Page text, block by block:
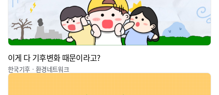
이게 다 기후변화 때문이라고?
한국기후ㆍ환경네트워크